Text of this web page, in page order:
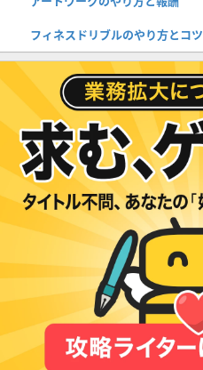
フィネスドリブルのやり方とコツ